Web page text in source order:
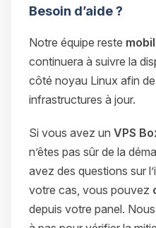
Besoin d’aide ?
Notre équipe reste
continuera à suivre la
côté noyau Linux afin
infrastructures à jour.
Si vous avez un VPS
n’êtes pas sûr de la
avez des questions sur
votre cas, vous pouvez
depuis votre panel.